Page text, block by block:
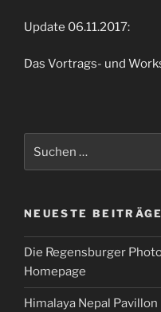
Update 06.11.2017:
Das Vortrags- und
NEUESTE BEITRÄGE
Die Regensburger
Homepage
Himalaya Nepal